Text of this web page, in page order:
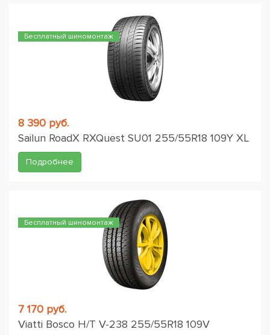
Бесплатный шиномонтаж
8 390 руб.
Sailun RoadX RXQuest SU01 255/55R18 109Y XL
Подробнее
Бесплатный шиномонтаж
7 170 руб.
Viatti Bosco H/T V-238 255/55R18 109V